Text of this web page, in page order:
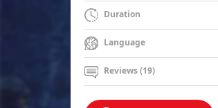
Duration
Language
Reviews (19)